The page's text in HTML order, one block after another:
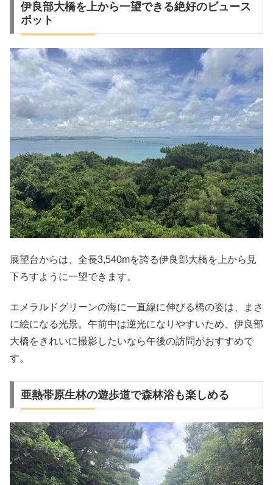
伊良部大橋を上から一望できる絶好のビュース
ポット
展望台からは、全長3,540mを誇る伊良部大橋を上から見
下ろすように一望できます。
エメラルドグリーンの海に一直線に伸びる橋の姿は、まさ
に絵になる光景。午前中は逆光になりやすいため、伊良部
大橋をきれいに撮影したいなら午後の訪問がおすすめで
す。
亜熱帯原生林の遊歩道で森林浴も楽しめる